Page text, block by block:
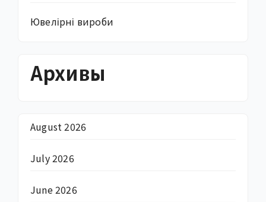
Ювелірні вироби
Архивы
August 2026
July 2026
June 2026